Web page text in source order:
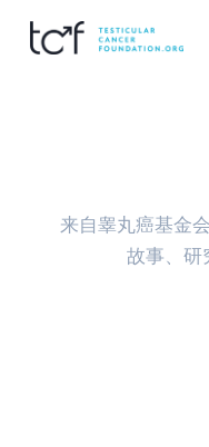
来自睾丸癌基金
故事、研